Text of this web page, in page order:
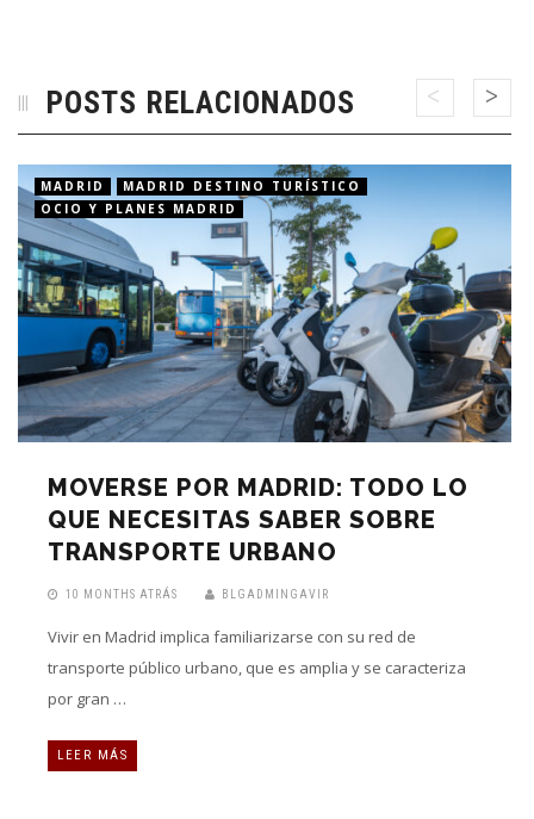
POSTS RELACIONADOS
MADRID
MADRID DESTINO TURÍSTICO
OCIO Y PLANES MADRID
MOVERSE POR MADRID: TODO LO
QUE NECESITAS SABER SOBRE
TRANSPORTE URBANO
10 MONTHS ATRÁS BLGADMINGAVIR
Vivir en Madrid implica familiarizarse con su red de
transporte público urbano, que es amplia y se caracteriza
por gran …
LEER MÁS